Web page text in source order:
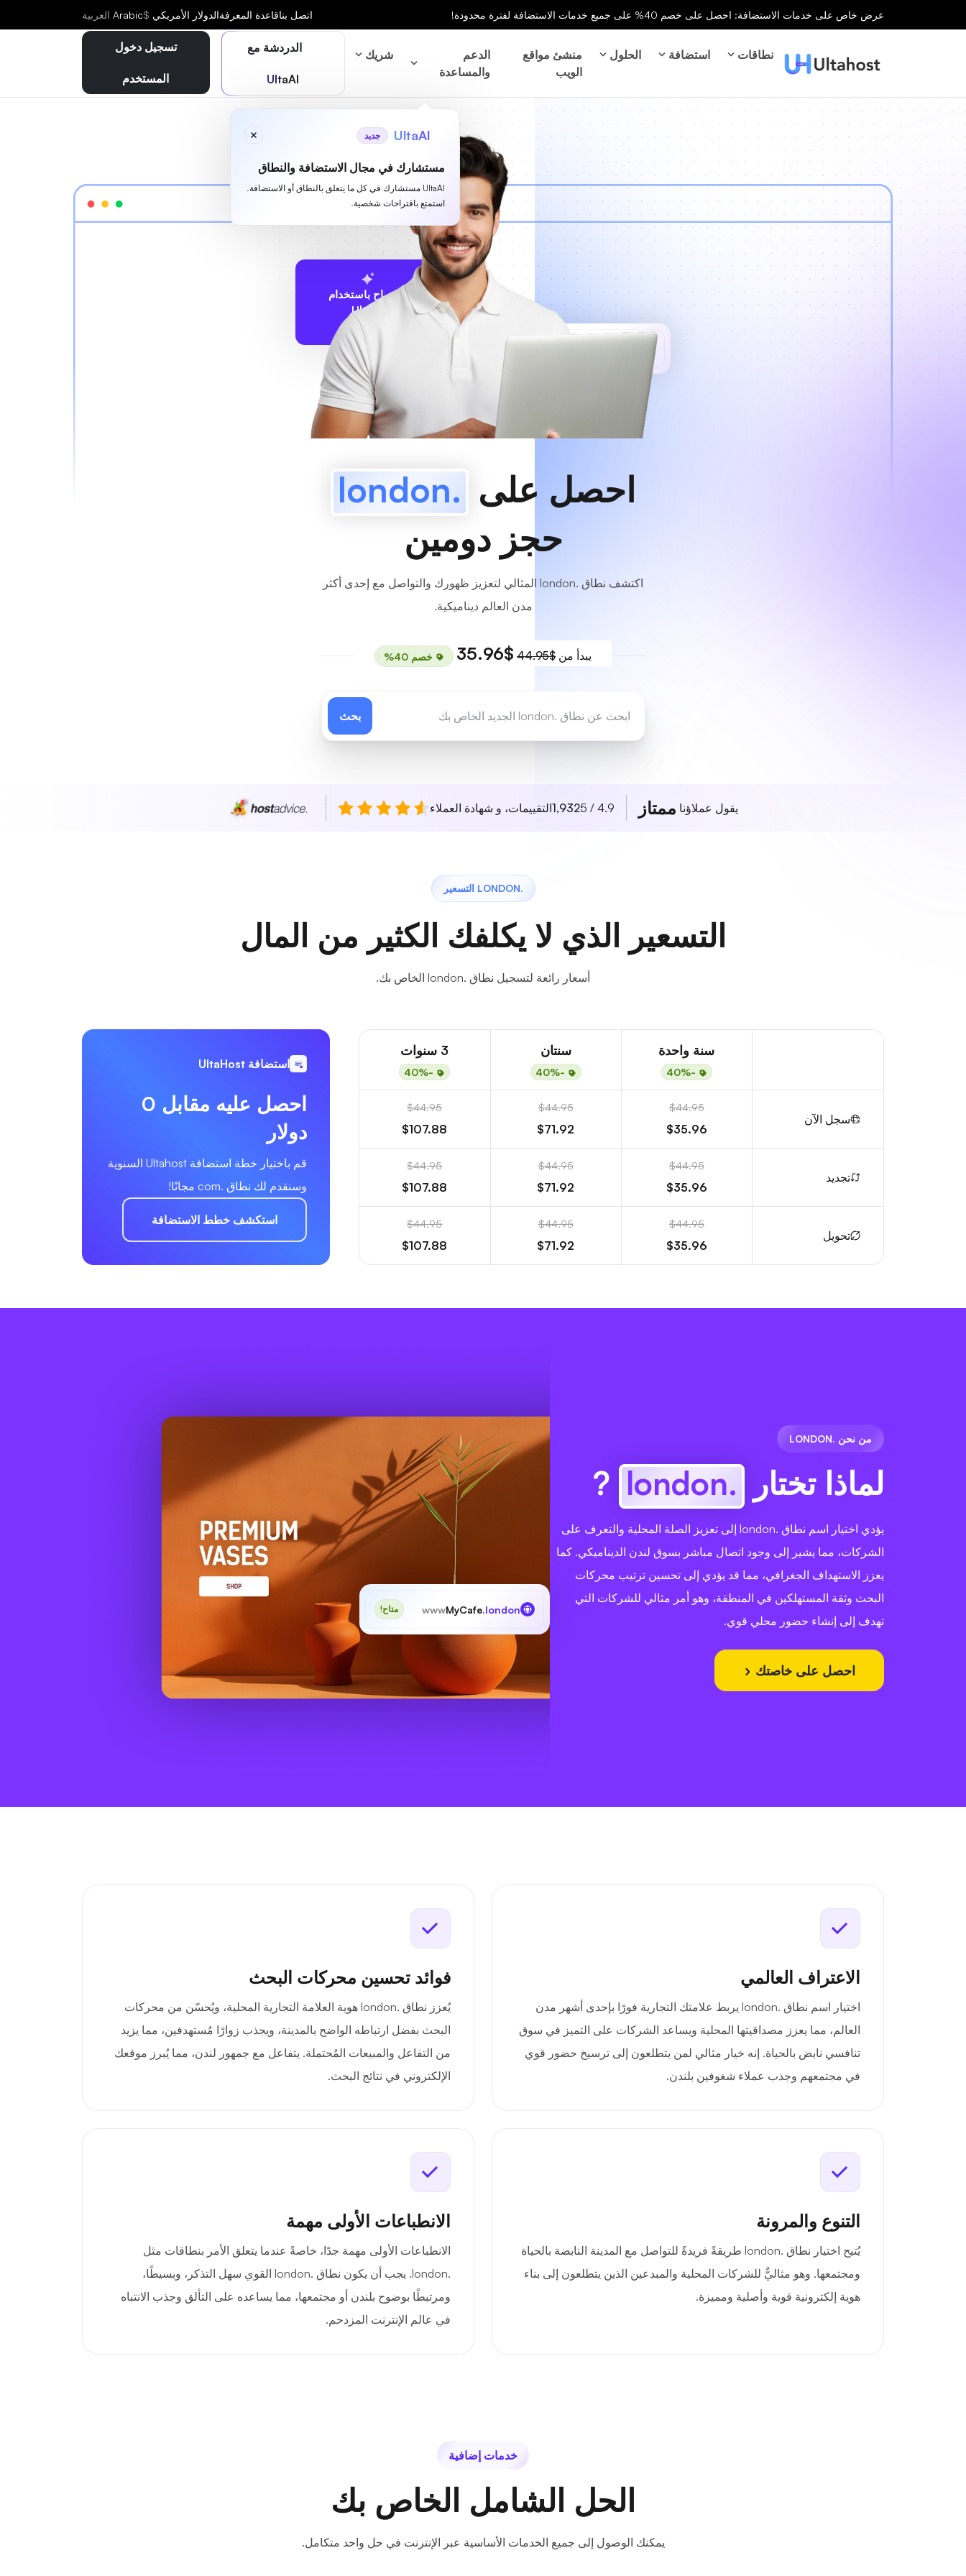
عرض خاص على خدمات الاستضافة: احصل على خصم 40% على جميع خدمات الاستضافة لفترة محدودة! اتصل بناقاعدة المعرفةالدولار الأمريكي $
Arabic العربية
نطاقات استضافة الحلول
منشئ مواقع
الويب
الدعم
والمساعدة
شريك الدردشة مع
UltaAI
UltaAI جديد
مستشارك في مجال الاستضافة والنطاق
UltaAI مستشارك في كل ما يتعلق بالنطاق أو الاستضافة.
استمتع باقتراحات شخصية.
تسجيل دخول
المستخدم
الاقتراح باستخدام
UltaAI
متاح!
احصل على .london
حجز دومين
اكتشف نطاق .london المثالي لتعزيز ظهورك والتواصل مع إحدى أكثر
مدن العالم ديناميكية.
يبدأ من $44.95
$35.96 خصم 40%
بحث
يقول عملاؤنا ممتاز 4.9 / 5
1,932التقييمات، و شهادة العملاء
.LONDON التسعير
التسعير الذي لا يكلفك الكثير من المال
أسعار رائعة لتسجيل نطاق .london الخاص بك.
سنة واحدة
-40%
سنتان
-40%
3 سنوات
-40%
سجل الآن
$44.95
$35.96
$44.95
$71.92
$44.95
$107.88
تجديد
$44.95
$35.96
$44.95
$71.92
$44.95
$107.88
تحويل
$44.95
$35.96
$44.95
$71.92
$44.95
$107.88
استضافة UltaHost
احصل عليه مقابل 0
دولار
قم باختيار خطة استضافة Ultahost السنوية
وسنقدم لك نطاق .com مجانًا!
استكشف خطط الاستضافة
من نحن .LONDON
لماذا تختار .london
?
يؤدي اختيار اسم نطاق .london إلى تعزيز الصلة المحلية والتعرف على
الشركات، مما يشير إلى وجود اتصال مباشر بسوق لندن الديناميكي. كما
يعزز الاستهداف الجغرافي، مما قد يؤدي إلى تحسين ترتيب محركات
البحث وثقة المستهلكين في المنطقة، وهو أمر مثالي للشركات التي
تهدف إلى إنشاء حضور محلي قوي.
احصل على خاصتك
wwwMyCafe.london متاح!
الاعتراف العالمي
اختيار اسم نطاق .london يربط علامتك التجارية فورًا بإحدى أشهر مدن
العالم، مما يعزز مصداقيتها المحلية ويساعد الشركات على التميز في سوق
تنافسي نابض بالحياة. إنه خيار مثالي لمن يتطلعون إلى ترسيخ حضور قوي
في مجتمعهم وجذب عملاء شغوفين بلندن.
فوائد تحسين محركات البحث
يُعزز نطاق .london هوية العلامة التجارية المحلية، ويُحسّن من محركات
البحث بفضل ارتباطه الواضح بالمدينة، ويجذب زوارًا مُستهدفين، مما يزيد
من التفاعل والمبيعات المُحتملة. يتفاعل مع جمهور لندن، مما يُبرز موقعك
الإلكتروني في نتائج البحث.
التنوع والمرونة
يُتيح اختيار نطاق .london طريقةً فريدةً للتواصل مع المدينة النابضة بالحياة
ومجتمعها. وهو مثاليٌّ للشركات المحلية والمبدعين الذين يتطلعون إلى بناء
هوية إلكترونية قوية وأصلية ومميزة.
الانطباعات الأولى مهمة
الانطباعات الأولى مهمة جدًا، خاصةً عندما يتعلق الأمر بنطاقات مثل
.london. يجب أن يكون نطاق .london القوي سهل التذكر، وبسيطًا،
ومرتبطًا بوضوح بلندن أو مجتمعها، مما يساعده على التألق وجذب الانتباه
في عالم الإنترنت المزدحم.
خدمات إضافية
الحل الشامل الخاص بك
يمكنك الوصول إلى جميع الخدمات الأساسية عبر الإنترنت في حل واحد متكامل.